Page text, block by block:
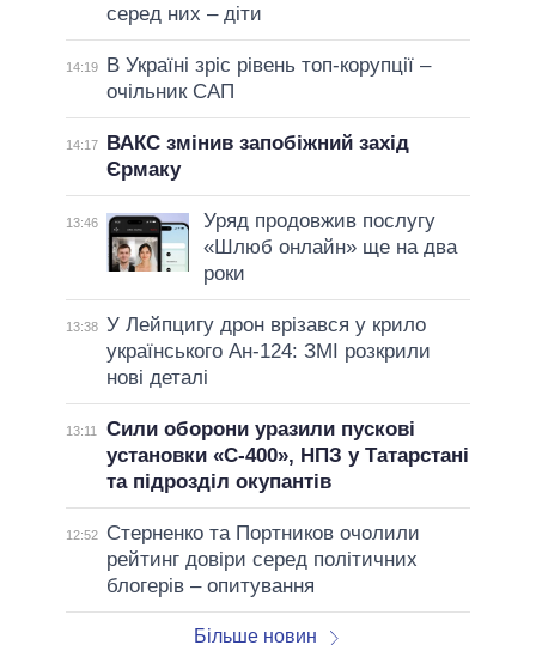
серед них – діти
14:19
В Україні зріс рівень топ-корупції –
очільник САП
14:17
ВАКС змінив запобіжний захід
Єрмаку
13:46
Уряд продовжив послугу
«Шлюб онлайн» ще на два
роки
13:38 У Лейпцигу дрон врізався у крило
українського Ан-124: ЗМІ розкрили
нові деталі
13:11
Сили оборони уразили пускові
установки «С-400», НПЗ у Татарстані
та підрозділ окупантів
12:52
Стерненко та Портников очолили
рейтинг довіри серед політичних
блогерів – опитування
Більше новин